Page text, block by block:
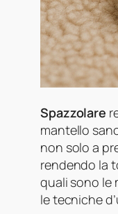
Spazzolare
mantello
non solo a
rendendo la
quali sono le
le tecniche